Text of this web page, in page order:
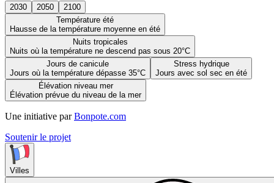
2030 2050
2100
Température été
Hausse de la température moyenne en été
Nuits tropicales
Nuits où la température ne descend pas sous 20°C
Jours de canicule
Jours où la température dépasse 35°C
Stress hydrique
Jours avec sol sec en été
Élévation niveau mer
Élévation prévue du niveau de la mer
Une initiative par Bonpote.com
Soutenir le projet
Villes